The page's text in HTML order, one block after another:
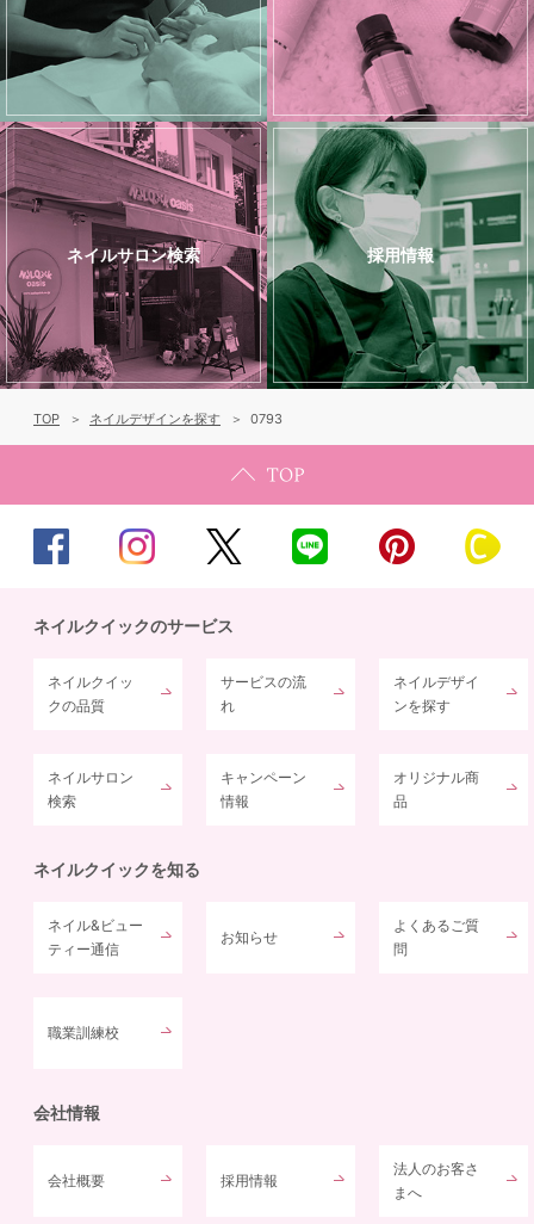
ネイルサロン検索 採用情報
TOP ネイルデザインを探す 0793
ネイルクイックのサービス
ネイルクイッ
クの品質
サービスの流
れ
ネイルデザイ
ンを探す
ネイルサロン
検索
キャンペーン
情報
オリジナル商
品
ネイルクイックを知る
ネイル&ビュー
ティー通信
お知らせ
よくあるご質
問
職業訓練校
会社情報
会社概要 採用情報
法人のお客さ
まへ